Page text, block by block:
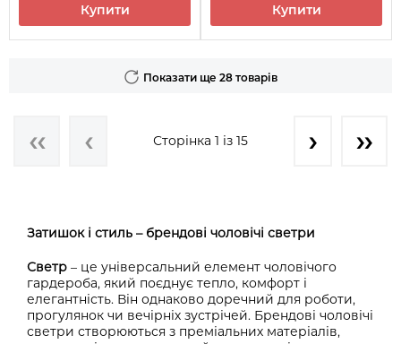
Купити Купити
Показати ще 28 товарів
Сторінка 1 із 15
Затишок і стиль – брендові чоловічі светри
Светр – це універсальний елемент чоловічого
гардероба, який поєднує тепло, комфорт і
елегантність. Він однаково доречний для роботи,
прогулянок чи вечірніх зустрічей. Брендові чоловічі
светри створюються з преміальних матеріалів,